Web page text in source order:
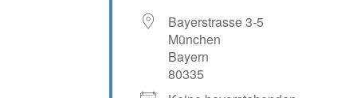
Bayerstrasse 3-5
München
Bayern
80335